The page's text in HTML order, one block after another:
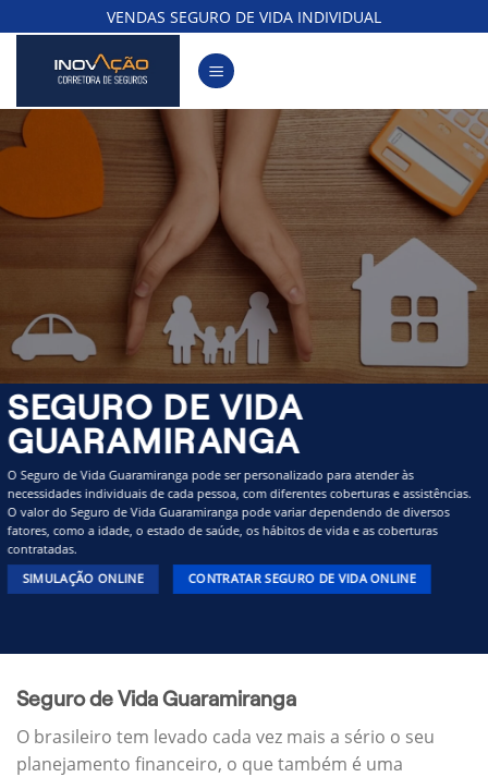
to
content
VENDAS SEGURO DE VIDA INDIVIDUAL
SEGURO DE VIDA
GUARAMIRANGA
O Seguro de Vida Guaramiranga pode ser personalizado para atender às
necessidades individuais de cada pessoa, com diferentes coberturas e assistências.
O valor do Seguro de Vida Guaramiranga pode variar dependendo de diversos
fatores, como a idade, o estado de saúde, os hábitos de vida e as coberturas
contratadas.
SIMULAÇÃO ONLINE CONTRATAR SEGURO DE VIDA ONLINE
Seguro de Vida Guaramiranga
O brasileiro tem levado cada vez mais a sério o seu
planejamento financeiro, o que também é uma